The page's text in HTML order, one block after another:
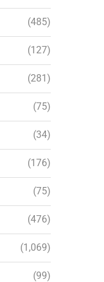
(485)
(127)
(281)
(75)
(34)
(176)
(75)
(476)
(1,069)
(99)